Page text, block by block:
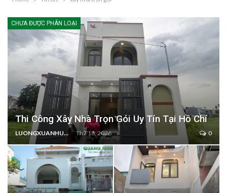
CHƯA ĐƯỢC PHÂN LOẠI
Thi Công Xây Nhà Trọn Gói Uy Tín Tại Hồ Chí
LUONGXUANHUNG Th7 18, 2026 0